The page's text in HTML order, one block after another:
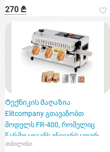
270 ₾
Ტექნიკის მაღაზია
Elitcompany გთავაზობთ
მოდელს FR-400, რომელიც
წარმოადგენს უნივერსალურ
სამრეწველო შეს
თბილისი